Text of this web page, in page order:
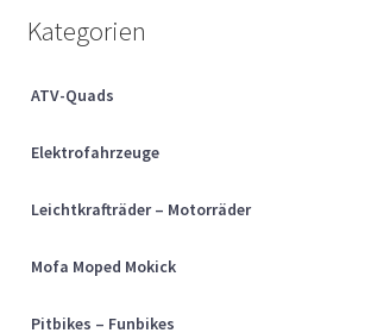
Über uns
Vertrag widerrufen
Widerrufsbelehrung
Cart
Checkout
Kategorien
ATV-Quads
Elektrofahrzeuge
Leichtkrafträder – Motorräder
Mofa Moped Mokick
Pitbikes – Funbikes